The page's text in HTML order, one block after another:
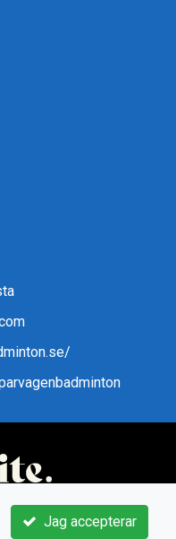
Jag accepterar